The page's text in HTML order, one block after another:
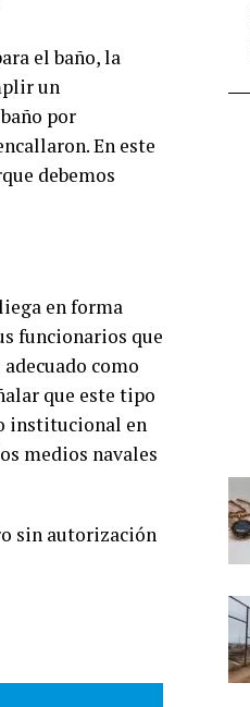
el baño, la
un
por
En este
debemos
en forma
funcionarios que
como
que este tipo
institucional en
medios navales
sin autorización